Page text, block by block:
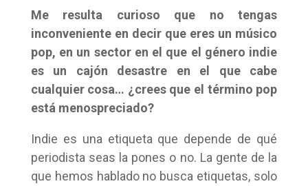
Me resulta curioso que no tengas
inconveniente en decir que eres un músico
pop, en un sector en el que el género indie
es un cajón desastre en el que cabe
cualquier cosa… ¿crees que el término pop
está menospreciado?
Indie es una etiqueta que depende de qué
periodista seas la pones o no. La gente de la
que hemos hablado no busca etiquetas, solo